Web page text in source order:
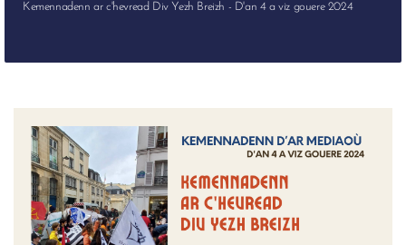
Kemennadenn ar c'hevread Div Yezh Breizh - D'an 4 a viz gouere 2024